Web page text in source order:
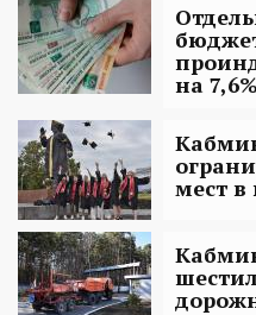
на 7,6%
мест в